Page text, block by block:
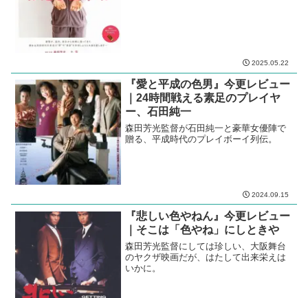
2025.05.22
『愛と平成の色男』今更レビュー
｜24時間戦える素足のプレイヤ
ー、石田純一
森田芳光監督が石田純一と豪華女優陣で
贈る、平成時代のプレイボーイ列伝。
2024.09.15
『悲しい色やねん』今更レビュー
｜そこは「色やね」にしときや
森田芳光監督にしては珍しい、大阪舞台
のヤクザ映画だが、はたして出来栄えは
いかに。